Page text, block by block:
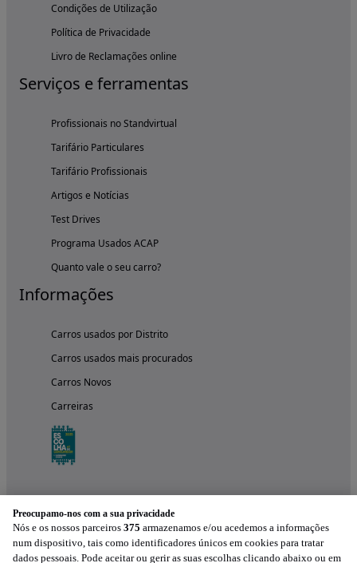
Condições de Utilização
Política de Privacidade
Livro de Reclamações online
Serviços e ferramentas
Profissionais no Standvirtual
Tarifário Particulares
Tarifário Profissionais
Artigos e Notícias
Test Drives
Programa Usados ACAP
Quanto vale o seu carro?
Informações
Carros usados por Distrito
Carros usados mais procurados
Carros Novos
Carreiras
Preocupamo-nos com a sua privacidade
Nós e os nossos parceiros 375 armazenamos e/ou acedemos a informações
num dispositivo, tais como identificadores únicos em cookies para tratar
dados pessoais. Pode aceitar ou gerir as suas escolhas clicando abaixo ou em